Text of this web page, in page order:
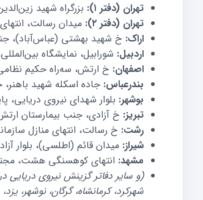
تهران (دفتر ۱):
بزرگراه شهید
تهران (دفتر ۲):
میدان رسالت،
اراک: خ شهید بهشتی (عباس‌آباد)،
اردبیل: شورابیل، نمایشگاه
اصفهان: خ ارتش، سه‌راه حکیم
بندرعباس: جاده اسکله شهید
بوشهر: بلوار شهدای نیروی دریایی،
تبریز: خ آزادی، جنب بیمارستان
رشت: خ رسالت، انتهای منازل
شیراز: میدان قائم (اطلسی)، بلوار
مشهد: انتهای کوهسنگی هشت،
(و سایر دفاتر گزینش نیروی دریایی
شهرکرد، کرمانشاه، گرگان، نوشهر،